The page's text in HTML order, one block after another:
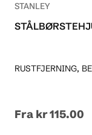
STANLEY
RUSTFJERNING,
Fra kr 115.00